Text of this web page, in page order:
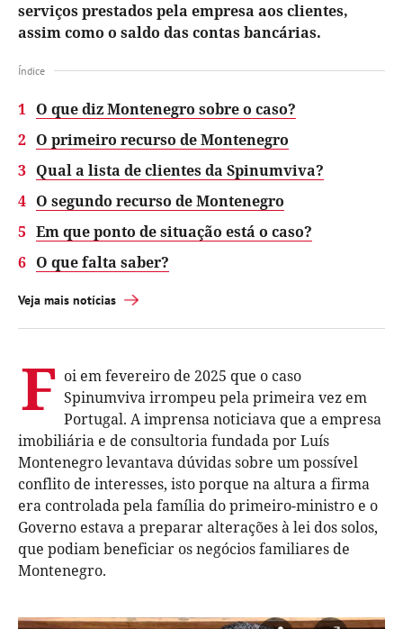
serviços prestados pela empresa aos clientes,
assim como o saldo das contas bancárias.
Índice
1 O que diz Montenegro sobre o caso?
2 O primeiro recurso de Montenegro
3 Qual a lista de clientes da Spinumviva?
4 O segundo recurso de Montenegro
5 Em que ponto de situação está o caso?
6 O que falta saber?
Veja mais notícias
F oi em fevereiro de 2025 que o caso
Spinumviva irrompeu pela primeira vez em
Portugal. A imprensa noticiava que a empresa
imobiliária e de consultoria fundada por Luís
Montenegro levantava dúvidas sobre um possível
conflito de interesses, isto porque na altura a firma
era controlada pela família do primeiro-ministro e o
Governo estava a preparar alterações à lei dos solos,
que podiam beneficiar os negócios familiares de
Montenegro.